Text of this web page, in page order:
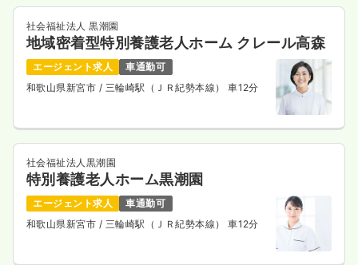
社会福祉法人 黒潮園
地域密着型特別養護老人ホーム クレール高森
エージェント求人
車通勤可
和歌山県新宮市 / 三輪崎駅（ＪＲ紀勢本線） 車12分
社会福祉法人黒潮園
特別養護老人ホーム黒潮園
エージェント求人
車通勤可
和歌山県新宮市 / 三輪崎駅（ＪＲ紀勢本線） 車12分